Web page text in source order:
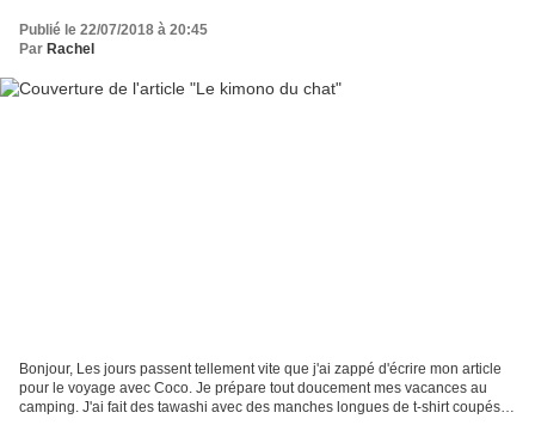
Publié le 22/07/2018 à 20:45
Par Rachel
Bonjour, Les jours passent tellement vite que j'ai zappé d'écrire mon article
pour le voyage avec Coco. Je prépare tout doucement mes vacances au
camping. J'ai fait des tawashi avec des manches longues de t-shirt coupés